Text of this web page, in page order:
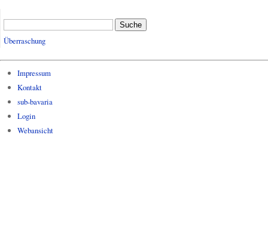
Suche
Überraschung
Impressum
Kontakt
sub-bavaria
Login
Webansicht